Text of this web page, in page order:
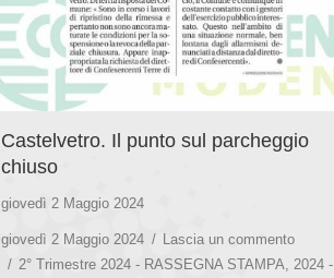
Castelvetro. Il punto sul parcheggio
chiuso
giovedì 2 Maggio 2024
giovedì 2 Maggio 2024
Lascia un commento
2° Trimestre 2024 - RASSEGNA STAMPA
2024 -